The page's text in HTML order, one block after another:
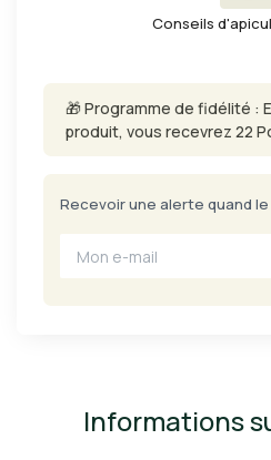
Conseils
🎁 Programme de fidélité :
produit, vous recevrez 22
Recevoir une alerte quand
Informations